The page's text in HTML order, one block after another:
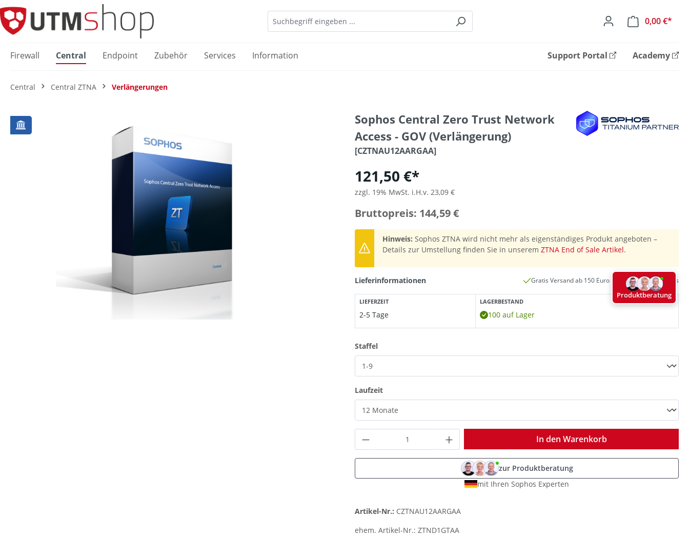
Zur Hauptnavigation springen
0,00 €*
Firewall Central Endpoint Zubehör Services Information Support Portal Academy
Central Central ZTNA Verlängerungen
Bildergalerie überspringen
Sophos Central Zero Trust Network
Access - GOV (Verlängerung)
[CZTNAU12AARGAA]
121,50 €*
zzgl. 19% MwSt. i.H.v. 23,09 €
Bruttopreis: 144,59 €
Hinweis: Sophos ZTNA wird nicht mehr als eigenständiges Produkt angeboten –
Details zur Umstellung finden Sie in unserem ZTNA End of Sale Artikel.
Lieferinformationen Gratis Versand ab 150 Euro innerhalb Deutschlands
LIEFERZEIT
2-5 Tage
LAGERBESTAND
100 auf Lager
Staffelauswählen
Laufzeitauswählen
Produkt Anzahl: Gib den gewünschten Wert ein oder
In den Warenkorb
zur Produktberatung
mit Ihren Sophos Experten
Artikel-Nr.: CZTNAU12AARGAA
ehem. Artikel-Nr.: ZTND1GTAA
Produktberatung